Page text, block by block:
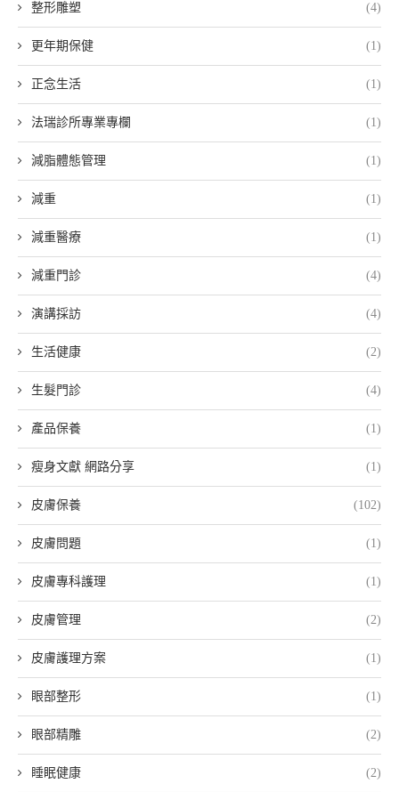
整形雕塑 (4)
更年期保健 (1)
正念生活 (1)
法瑞診所專業專欄 (1)
減脂體態管理 (1)
減重 (1)
減重醫療 (1)
減重門診 (4)
演講採訪 (4)
生活健康 (2)
生髮門診 (4)
產品保養 (1)
瘦身文獻 網路分享 (1)
皮膚保養 (102)
皮膚問題 (1)
皮膚專科護理 (1)
皮膚管理 (2)
皮膚護理方案 (1)
眼部整形 (1)
眼部精雕 (2)
睡眠健康 (2)